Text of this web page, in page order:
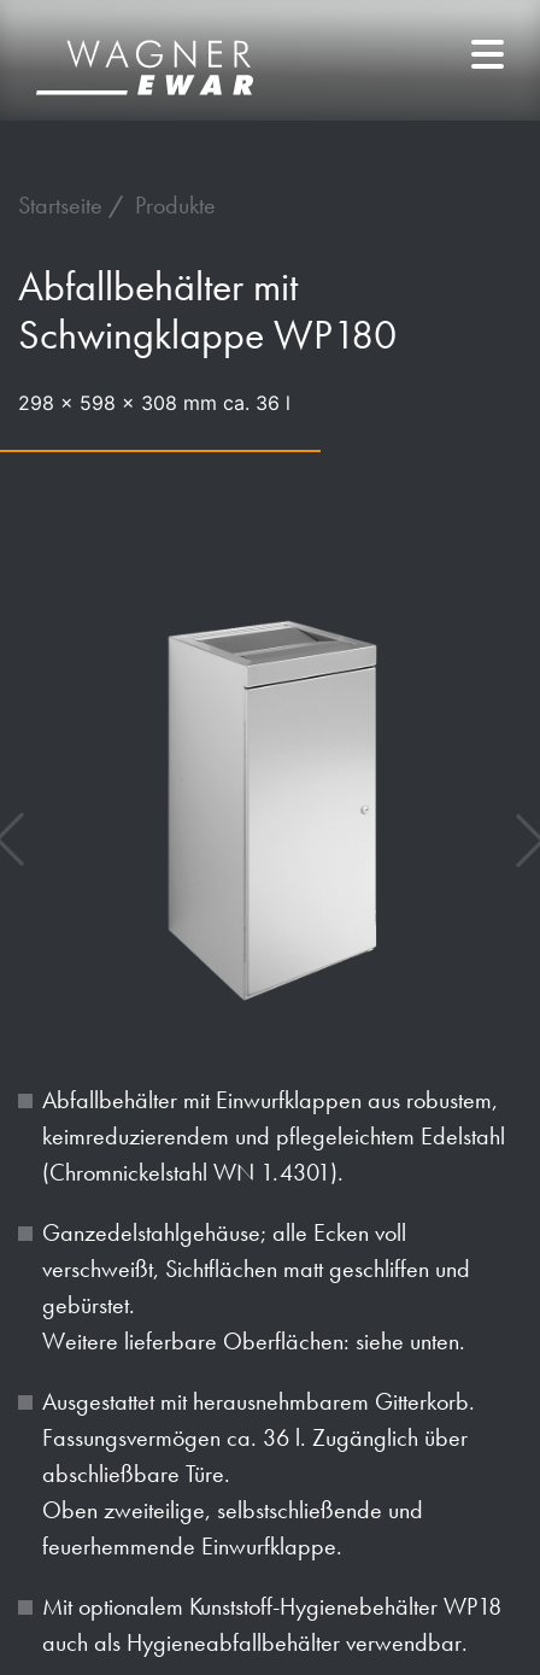
Startseite Produkte
Abfallbehälter mit
Schwingklappe WP180
298 x 598 x 308 mm ca. 36 l
Abfallbehälter mit Einwurfklappen aus robustem,
keimreduzierendem und pflegeleichtem Edelstahl
(Chromnickelstahl WN 1.4301).
Ganzedelstahlgehäuse; alle Ecken voll
verschweißt, Sichtflächen matt geschliffen und
gebürstet.
Weitere lieferbare Oberflächen: siehe unten.
Ausgestattet mit herausnehmbarem Gitterkorb.
Fassungsvermögen ca. 36 l. Zugänglich über
abschließbare Türe.
Oben zweiteilige, selbstschließende und
feuerhemmende Einwurfklappe.
Mit optionalem Kunststoff-Hygienebehälter WP18
auch als Hygieneabfallbehälter verwendbar.